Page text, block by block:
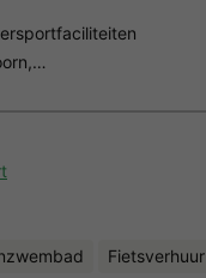
Fietsverhuur